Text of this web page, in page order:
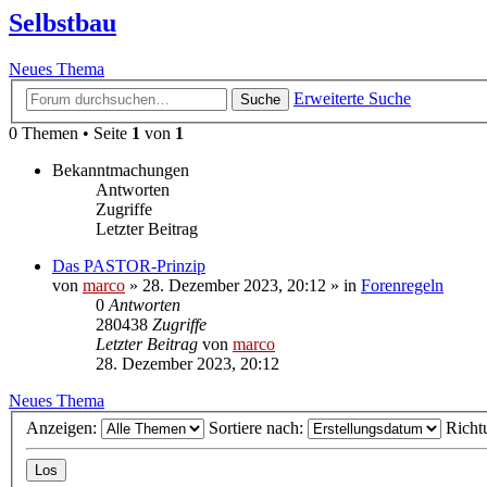
Selbstbau
Neues Thema
Suche
Erweiterte Suche
0 Themen • Seite 1 von 1
Bekanntmachungen
Antworten
Zugriffe
Letzter Beitrag
Das PASTOR-Prinzip
von marco » 28. Dezember 2023, 20:12 » in Forenregeln
0 Antworten
280438 Zugriffe
Letzter Beitrag von marco
28. Dezember 2023, 20:12
Neues Thema
Anzeigen:
Sortiere nach: